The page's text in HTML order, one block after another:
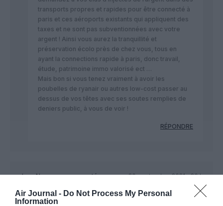
Air Journal - Do Not Process My Personal
Information
transports propres et rapides pour être connecté à
paris et ces aéroports existants qui appliquent des
taxes et ne sont pas subventionnées avec votre
argent ! Ainsi vous aurez la tranquillité et
préservation écolo près de chez vous, tous en
ayant la connections rapide à paris, donc travail,
étude, patrimoine immo valorisé ect …
Mais bon si vous tenez vraiment à avoir les
poubelles de ryanair ou autres low-cost passer au
dessus de vos têtes avec ses soutes remplies de
deniers public, à vous de voir !
RÉPONDRE
Jean Neymara commenté :
30 septembre 2021 - 20 h
56 min
Ce n’est pas la première et sûrement pas la dernière fois que